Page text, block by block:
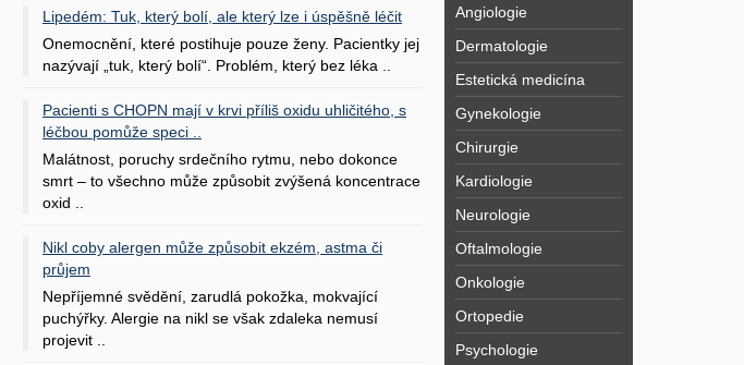
Lipedém: Tuk, který bolí, ale který lze i úspěšně léčit
Onemocnění, které postihuje pouze ženy. Pacientky jej
nazývají „tuk, který bolí“. Problém, který bez léka ..
Pacienti s CHOPN mají v krvi příliš oxidu uhličitého, s
léčbou pomůže speci ..
Malátnost, poruchy srdečního rytmu, nebo dokonce
smrt – to všechno může způsobit zvýšená koncentrace
oxid ..
Nikl coby alergen může způsobit ekzém, astma či
průjem
Nepříjemné svědění, zarudlá pokožka, mokvající
puchýřky. Alergie na nikl se však zdaleka nemusí
projevit ..
Angiologie
Dermatologie
Estetická medicína
Gynekologie
Chirurgie
Kardiologie
Neurologie
Oftalmologie
Onkologie
Ortopedie
Psychologie